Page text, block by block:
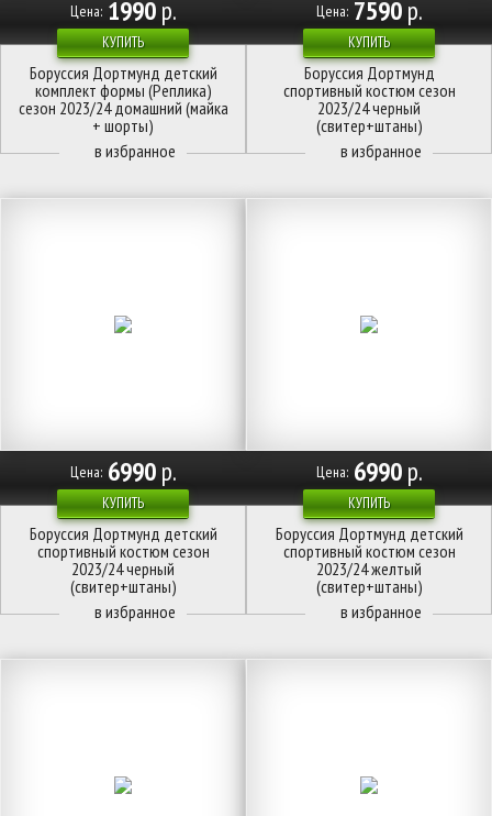
КУПИТЬ
Цена: 1990р.
Боруссия Дортмунд детский
комплект формы (Реплика)
сезон 2023/24 домашний (майка
+ шорты)
КУПИТЬ
Цена: 7590р.
Боруссия Дортмунд
спортивный костюм сезон
2023/24 черный
(свитер+штаны)
КУПИТЬ
Цена: 6990р.
Боруссия Дортмунд детский
спортивный костюм сезон
2023/24 черный
(свитер+штаны)
КУПИТЬ
Цена: 6990р.
Боруссия Дортмунд детский
спортивный костюм сезон
2023/24 желтый
(свитер+штаны)